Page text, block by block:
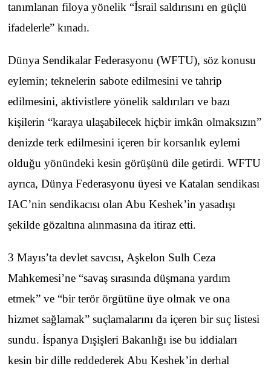
tanımlanan filoya yönelik “İsrail saldırısını en güçlü
ifadelerle” kınadı.
Dünya Sendikalar Federasyonu (WFTU), söz konusu
eylemin; teknelerin sabote edilmesini ve tahrip
edilmesini, aktivistlere yönelik saldırıları ve bazı
kişilerin “karaya ulaşabilecek hiçbir imkân olmaksızın”
denizde terk edilmesini içeren bir korsanlık eylemi
olduğu yönündeki kesin görüşünü dile getirdi. WFTU
ayrıca, Dünya Federasyonu üyesi ve Katalan sendikası
IAC’nin sendikacısı olan Abu Keshek’in yasadışı
şekilde gözaltına alınmasına da itiraz etti.
3 Mayıs’ta devlet savcısı, Aşkelon Sulh Ceza
Mahkemesi’ne “savaş sırasında düşmana yardım
etmek” ve “bir terör örgütüne üye olmak ve ona
hizmet sağlamak” suçlamalarını da içeren bir suç listesi
sundu. İspanya Dışişleri Bakanlığı ise bu iddiaları
kesin bir dille reddederek Abu Keshek’in derhal